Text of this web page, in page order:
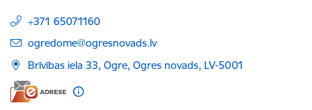
+371 65071160
E-pasts:
ogredome@ogresnovads.lv
Brīvības iela 33, Ogre, Ogres novads, LV-5001